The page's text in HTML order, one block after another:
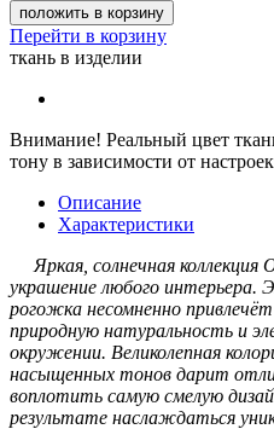
положить в корзину
Перейти в корзину
ткань в изделии
Внимание! Реальный цвет
тону в зависимости от
Описание
Характеристики
Яркая, солнечная коллекция
украшение любого интерьера.
рогожка несомненно
природную натуральность и
окружении. Великолепная
насыщенных тонов дарит
воплотить самую смелую
результате наслаждаться